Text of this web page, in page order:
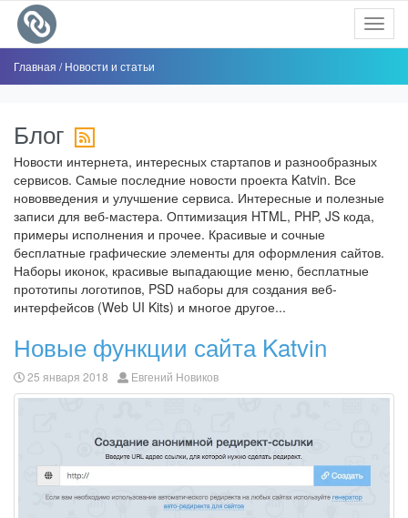
Главная /Новости и статьи
Блог
Новости интернета, интересных стартапов и разнообразных
сервисов. Самые последние новости проекта Katvin. Все
нововведения и улучшение сервиса. Интересные и полезные
записи для веб-мастера. Оптимизация HTML, PHP, JS кода,
примеры исполнения и прочее. Красивые и сочные
бесплатные графические элементы для оформления сайтов.
Наборы иконок, красивые выпадающие меню, бесплатные
прототипы логотипов, PSD наборы для создания веб-
интерфейсов (Web UI Kits) и многое другое...
Новые функции сайта Katvin
25 января 2018 Евгений Новиков